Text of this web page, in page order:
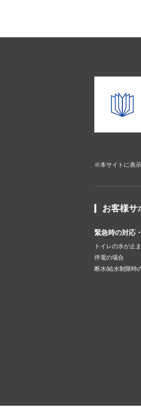
※本サイトに表
お客様サ
緊急時の対応
トイレの水が止
停電の場合
断水/給水制限時